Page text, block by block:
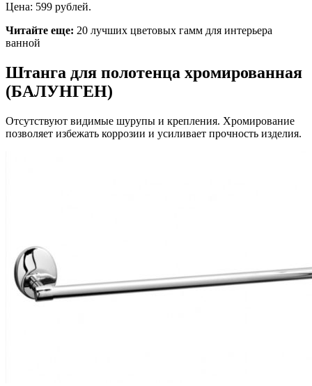
Цена: 599 рублей.
Читайте еще: 20 лучших цветовых гамм для интерьера
ванной
Штанга для полотенца хромированная
(БАЛУНГЕН)
Отсутствуют видимые шурупы и крепления. Хромирование
позволяет избежать коррозии и усиливает прочность изделия.